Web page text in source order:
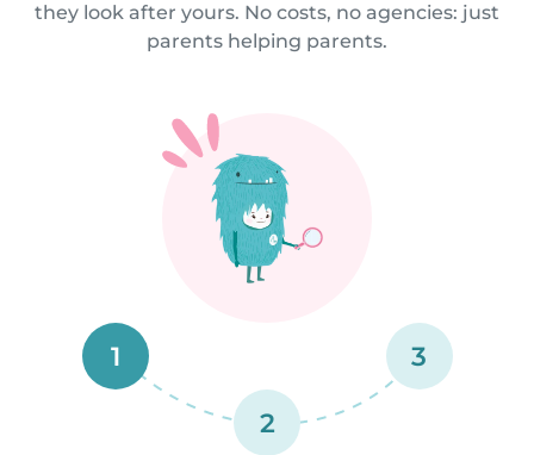
they look after yours. No costs, no agencies: just
parents helping parents.
1
2
3